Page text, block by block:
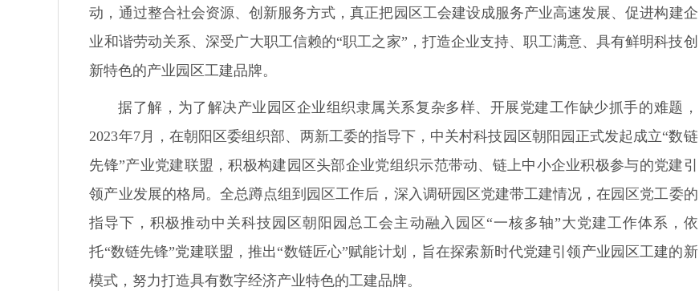
动，通过整合社会资源、创新服务方式，真正把园区工会建设成服务产业高速发展、促进构建企
业和谐劳动关系、深受广大职工信赖的“职工之家”，打造企业支持、职工满意、具有鲜明科技创
新特色的产业园区工建品牌。
据了解，为了解决产业园区企业组织隶属关系复杂多样、开展党建工作缺少抓手的难题，
2023年7月，在朝阳区委组织部、两新工委的指导下，中关村科技园区朝阳园正式发起成立“数链
先锋”产业党建联盟，积极构建园区头部企业党组织示范带动、链上中小企业积极参与的党建引
领产业发展的格局。全总蹲点组到园区工作后，深入调研园区党建带工建情况，在园区党工委的
指导下，积极推动中关科技园区朝阳园总工会主动融入园区“一核多轴”大党建工作体系，依
托“数链先锋”党建联盟，推出“数链匠心”赋能计划，旨在探索新时代党建引领产业园区工建的新
模式，努力打造具有数字经济产业特色的工建品牌。